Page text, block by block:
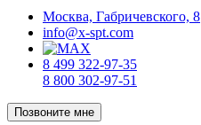
Москва, Габричевского, 8
info@x-spt.com
8 499 322-97-35
8 800 302-97-51
Позвоните мне